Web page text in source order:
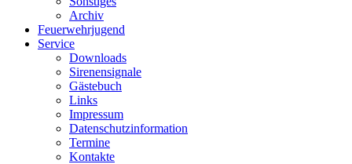
Archiv
Feuerwehrjugend
Service
Downloads
Sirenensignale
Gästebuch
Links
Impressum
Datenschutzinformation
Termine
Kontakte